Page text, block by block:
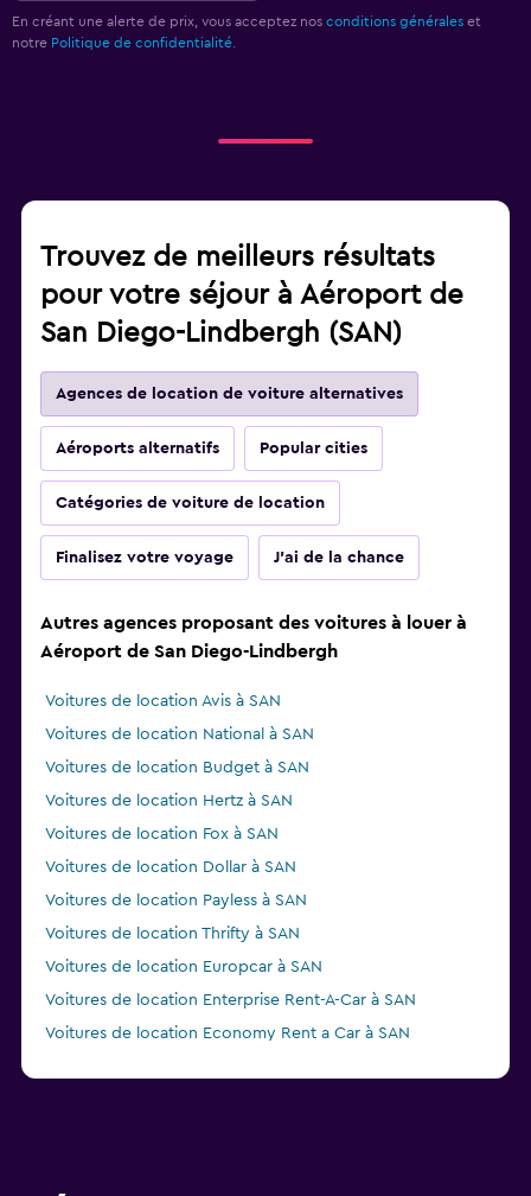
En créant une alerte de prix, vous acceptez nos conditions générales et
notre Politique de confidentialité.
Trouvez de meilleurs résultats
pour votre séjour à Aéroport de
San Diego-Lindbergh (SAN)
Agences de location de voiture alternatives
Aéroports alternatifs Popular cities
Catégories de voiture de location
Finalisez votre voyage J'ai de la chance
Autres agences proposant des voitures à louer à
Aéroport de San Diego-Lindbergh
Voitures de location Avis à SAN
Voitures de location National à SAN
Voitures de location Budget à SAN
Voitures de location Hertz à SAN
Voitures de location Fox à SAN
Voitures de location Dollar à SAN
Voitures de location Payless à SAN
Voitures de location Thrifty à SAN
Voitures de location Europcar à SAN
Voitures de location Enterprise Rent-A-Car à SAN
Voitures de location Economy Rent a Car à SAN